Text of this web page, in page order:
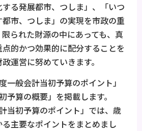
する発展都市、つしま」、「いつ
市、つしま」の実現を市政の重
られた財源の中にあっても、真
的かつ効果的に配分することを
運営に努めていきます。
一般会計当初予算のポイント」
予算の概要」を掲載します。
当初予算のポイント」では、歳
主要なポイントをまとめまし